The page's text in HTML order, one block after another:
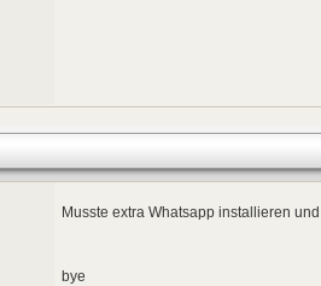
Musste extra Whatsapp installieren
bye